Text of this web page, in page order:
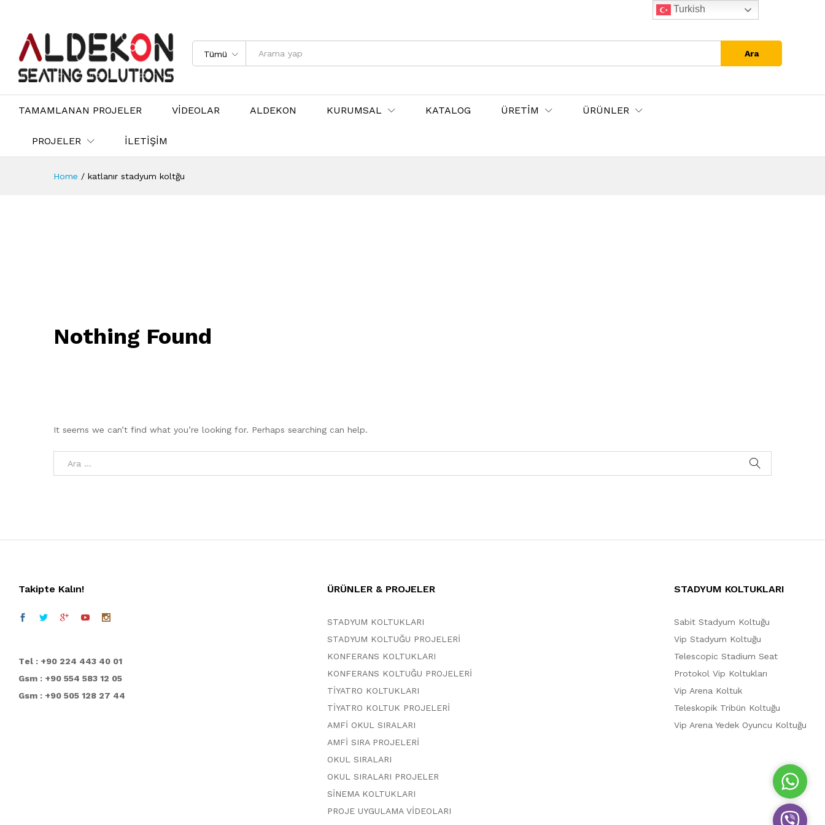
Tümü Ara
TAMAMLANAN PROJELER VİDEOLAR ALDEKON KURUMSAL KATALOG ÜRETİM ÜRÜNLER
PROJELER İLETİŞİM
Home / katlanır stadyum koltğu
Nothing Found
It seems we can’t find what you’re looking for. Perhaps searching can help.
Takipte Kalın!
Tel : +90 224 443 40 01
Gsm : +90 554 583 12 05
Gsm : +90 505 128 27 44
ÜRÜNLER & PROJELER
STADYUM KOLTUKLARI
STADYUM KOLTUĞU PROJELERİ
KONFERANS KOLTUKLARI
KONFERANS KOLTUĞU PROJELERİ
TİYATRO KOLTUKLARI
TİYATRO KOLTUK PROJELERİ
AMFİ OKUL SIRALARI
AMFİ SIRA PROJELERİ
OKUL SIRALARI
OKUL SIRALARI PROJELER
SİNEMA KOLTUKLARI
PROJE UYGULAMA VİDEOLARI
STADYUM KOLTUKLARI
Sabit Stadyum Koltuğu
Vip Stadyum Koltuğu
Telescopic Stadium Seat
Protokol Vip Koltukları
Vip Arena Koltuk
Teleskopik Tribün Koltuğu
Vip Arena Yedek Oyuncu Koltuğu
Turkish
W
h
a
t
V